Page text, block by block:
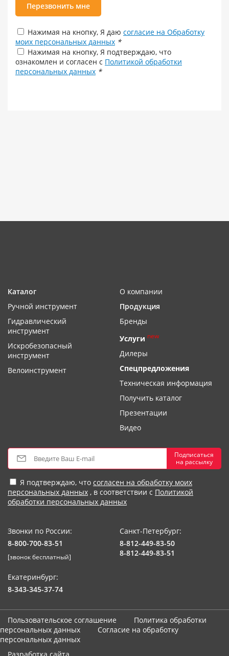
Перезвонить мне
Нажимая на кнопку, Я даю согласие на Обработку
моих персональных данных *
Нажимая на кнопку, Я подтверждаю, что
ознакомлен и согласен с Политикой обработки
персональных данных *
Каталог
Ручной инструмент
Гидравлический
инструмент
Искробезопасный
инструмент
Велоинструмент
О компании
Продукция
Бренды
Услуги new
Дилеры
Спецпредложения
Техническая информация
Получить каталог
Презентации
Видео
Подписаться
на рассылку
Я подтверждаю, что согласен на обработку моих
персональных данных , в соответствии с Политикой
обработки персональных данных
Звонки по России:
8-800-700-83-51
[звонок бесплатный]
Санкт-Петербург:
8-812-449-83-50
8-812-449-83-51
Екатеринбург:
8-343-345-37-74
Пользовательское соглашение
Политика обработки
персональных данных
Согласие на обработку
персональных данных